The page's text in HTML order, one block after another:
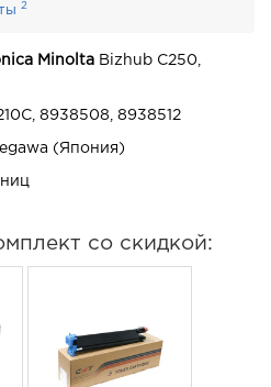
2
Minolta Bizhub C250,
8938508, 8938512
(Япония)
со скидкой: